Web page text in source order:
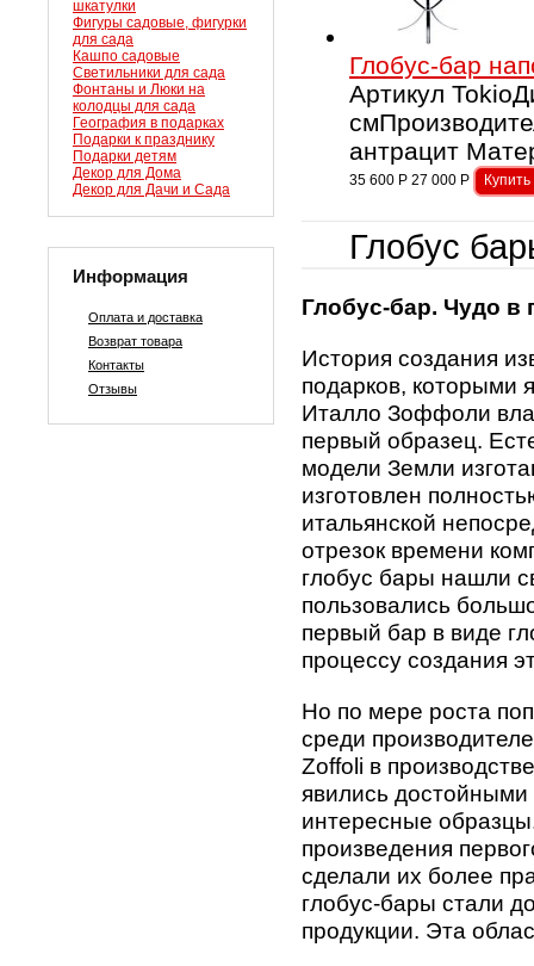
шкатулки
Фигуры садовые, фигурки
для сада
Кашпо садовые
Светильники для сада
Фонтаны и Люки на
колодцы для сада
География в подарках
Подарки к празднику
Подарки детям
Декор для Дома
Декор для Дачи и Сада
Информация
Оплата и доставка
Возврат товара
Контакты
Отзывы
Глобус-бар
Артикул
антрацит
35 600 Р 27 000 Р
Глобус
Глобус-бар. Чудо в
История создания
подарков, которыми
Италло Зоффоли
первый образец.
модели Земли
изготовлен
итальянской
отрезок времени
глобус бары нашли
пользовались
первый бар в виде
процессу создания
Но по мере роста
среди
Zoffoli в
явились
интересные
произведения
сделали их более
глобус-бары стали
продукции. Эта